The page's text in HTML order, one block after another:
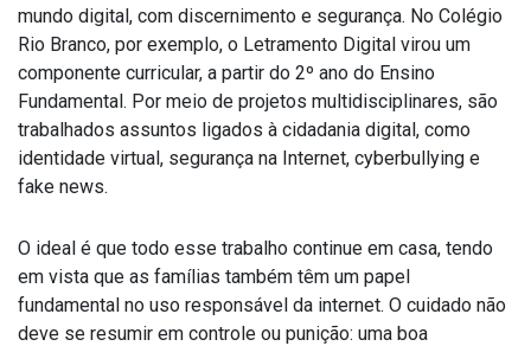
mundo digital, com discernimento e segurança. No Colégio
Rio Branco, por exemplo, o Letramento Digital virou um
componente curricular, a partir do 2º ano do Ensino
Fundamental. Por meio de projetos multidisciplinares, são
trabalhados assuntos ligados à cidadania digital, como
identidade virtual, segurança na Internet, cyberbullying e
fake news.
O ideal é que todo esse trabalho continue em casa, tendo
em vista que as famílias também têm um papel
fundamental no uso responsável da internet. O cuidado não
deve se resumir em controle ou punição: uma boa